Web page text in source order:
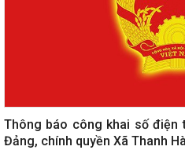
Thông báo công khai số
Đảng, chính quyền Xã Thanh